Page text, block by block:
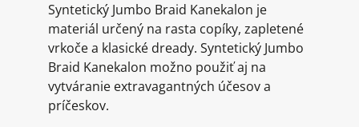
Syntetický Jumbo Braid Kanekalon je
materiál určený na rasta copíky, zapletené
vrkoče a klasické dready. Syntetický Jumbo
Braid Kanekalon možno použiť aj na
vytváranie extravagantných účesov a
príčeskov.